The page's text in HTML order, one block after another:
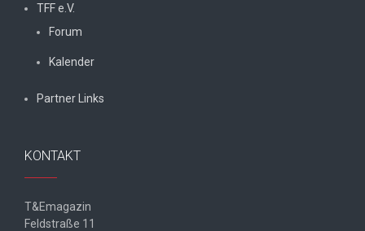
TFF e.V.
Forum
Kalender
Partner Links
KONTAKT
T&Emagazin
Feldstraße 11